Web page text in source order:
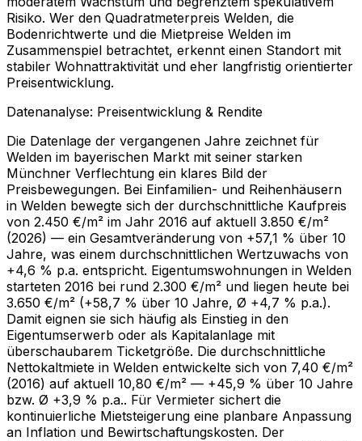
Risiko. Wer den Quadratmeterpreis Welden, die
Bodenrichtwerte und die Mietpreise Welden im
Zusammenspiel betrachtet, erkennt einen Standort mit
stabiler Wohnattraktivität und eher langfristig orientierter
Preisentwicklung.
Datenanalyse: Preisentwicklung & Rendite
Die Datenlage der vergangenen Jahre zeichnet für
Welden im bayerischen Markt mit seiner starken
Münchner Verflechtung ein klares Bild der
Preisbewegungen. Bei Einfamilien- und Reihenhäusern
in Welden bewegte sich der durchschnittliche Kaufpreis
von 2.450 €/m² im Jahr 2016 auf aktuell 3.850 €/m²
(2026) — ein Gesamtveränderung von +57,1 % über 10
Jahre, was einem durchschnittlichen Wertzuwachs von
+4,6 % p.a. entspricht. Eigentumswohnungen in Welden
starteten 2016 bei rund 2.300 €/m² und liegen heute bei
3.650 €/m² (+58,7 % über 10 Jahre, Ø +4,7 % p.a.).
Damit eignen sie sich häufig als Einstieg in den
Eigentumserwerb oder als Kapitalanlage mit
überschaubarem Ticketgröße. Die durchschnittliche
Nettokaltmiete in Welden entwickelte sich von 7,40 €/m²
(2016) auf aktuell 10,80 €/m² — +45,9 % über 10 Jahre
bzw. Ø +3,9 % p.a.. Für Vermieter sichert die
kontinuierliche Mietsteigerung eine planbare Anpassung
an Inflation und Bewirtschaftungskosten. Der